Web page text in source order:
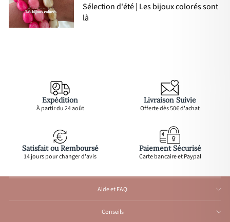
Sélection d'été | Les bijoux colorés sont
là
Expédition
À partir du 24 août
Livraison Suivie
Offerte dès 50€ d'achat
Satisfait ou Remboursé
14 jours pour changer d'avis
Paiement Sécurisé
Carte bancaire et Paypal
Aide et FAQ
Conseils